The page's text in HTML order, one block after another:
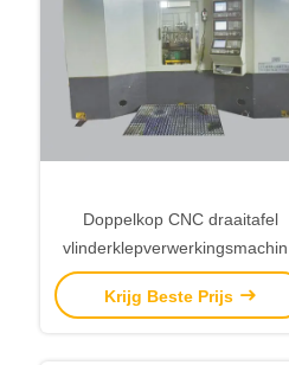
Doppelkop CNC draaitafel
vlinderklepverwerkingsmachine
6station
Krijg Beste Prijs